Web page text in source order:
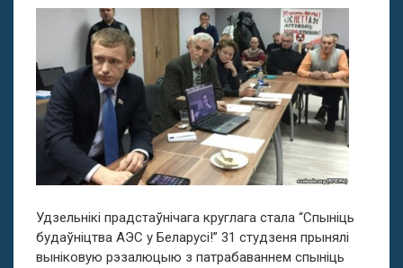
Удзельнікі прадстаўнічага круглага стала “Спыніць
будаўніцтва АЭС у Беларусі!” 31 студзеня прынялі
выніковую рэзалюцыю з патрабаваннем спыніць